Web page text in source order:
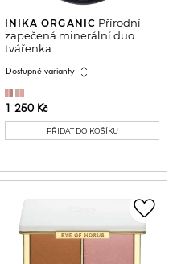
INIKA ORGANIC Přírodní
zapečená minerální duo
tvářenka
Dostupné varianty expand_all
1 250 Kč
PŘIDAT DO KOŠÍKU
favorite_border